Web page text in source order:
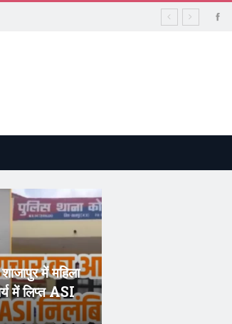
में महिला
में लिप्त ASI